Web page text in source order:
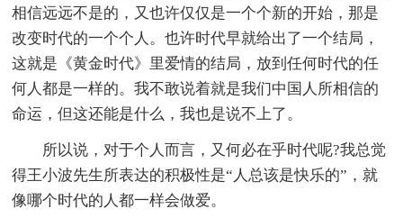
相信远远不是的，又也许仅仅是一个个新的开始，那是
改变时代的一个个人。也许时代早就给出了一个结局，
这就是《黄金时代》里爱情的结局，放到任何时代的任
何人都是一样的。我不敢说着就是我们中国人所相信的
命运，但这还能是什么，我也是说不上了。
所以说，对于个人而言，又何必在乎时代呢?我总觉
得王小波先生所表达的积极性是“人总该是快乐的”，就
像哪个时代的人都一样会做爱。